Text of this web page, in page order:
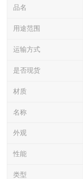
品名
用途范围
运输方式
是否现货
材质
名称
外观
性能
类型